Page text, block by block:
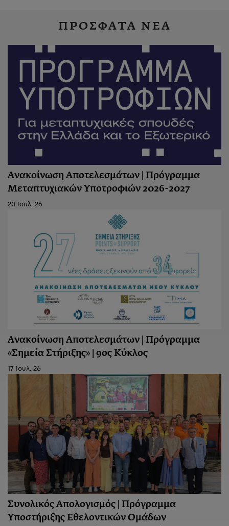
ΠΡΟΣΦΑΤΑ ΝΕΑ
Ανακοίνωση Αποτελεσμάτων | Πρόγραμμα
Μεταπτυχιακών Υποτροφιών 2026-2027
20 Ιουλ. 26
Ανακοίνωση Aποτελεσμάτων | Πρόγραμμα
«Σημεία Στήριξης» | 9ος Κύκλος
17 Ιουλ. 26
Συνολικός Απολογισμός | Πρόγραμμα
Υποστήριξης Εθελοντικών Ομάδων